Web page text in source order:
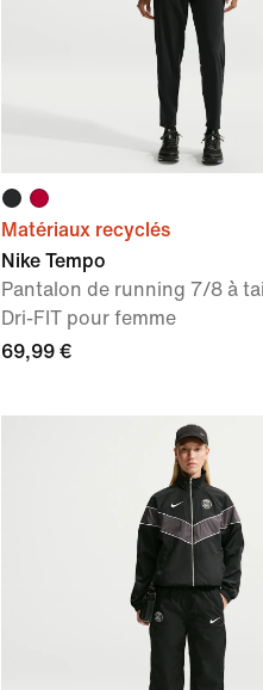
Matériaux recyclés
Nike Tempo
Pantalon de running 7/8 à
Dri-FIT pour femme
69,99 €